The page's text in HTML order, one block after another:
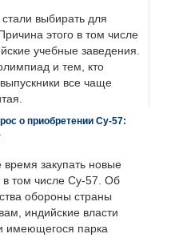
выбирать для
этого в том числе
учебные заведения.
и тем, кто
все чаще
о приобретении Су-57:
закупать новые
в том числе Су-57. Об
обороны страны
индийские власти
имеющегося парка